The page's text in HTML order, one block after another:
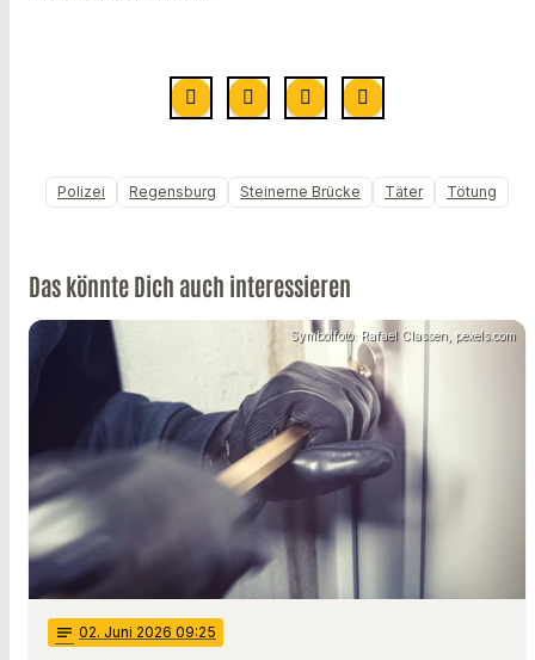
Polizei Regensburg Steinerne Brücke Täter Tötung
Das könnte Dich auch interessieren
Symbolfoto: Rafael Classen, pexels.com
notes 02. Juni 2026 09:25